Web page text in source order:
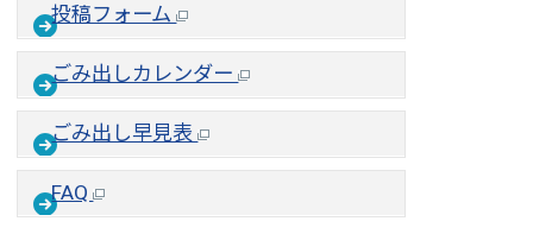
投稿フォーム
ごみ出しカレンダー
ごみ出し早見表
FAQ